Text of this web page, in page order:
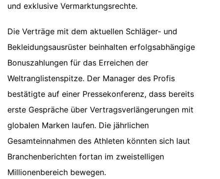
und exklusive Vermarktungsrechte.
Die Verträge mit dem aktuellen Schläger- und
Bekleidungsausrüster beinhalten erfolgsabhängige
Bonuszahlungen für das Erreichen der
Weltranglistenspitze. Der Manager des Profis
bestätigte auf einer Pressekonferenz, dass bereits
erste Gespräche über Vertragsverlängerungen mit
globalen Marken laufen. Die jährlichen
Gesamteinnahmen des Athleten könnten sich laut
Branchenberichten fortan im zweistelligen
Millionenbereich bewegen.